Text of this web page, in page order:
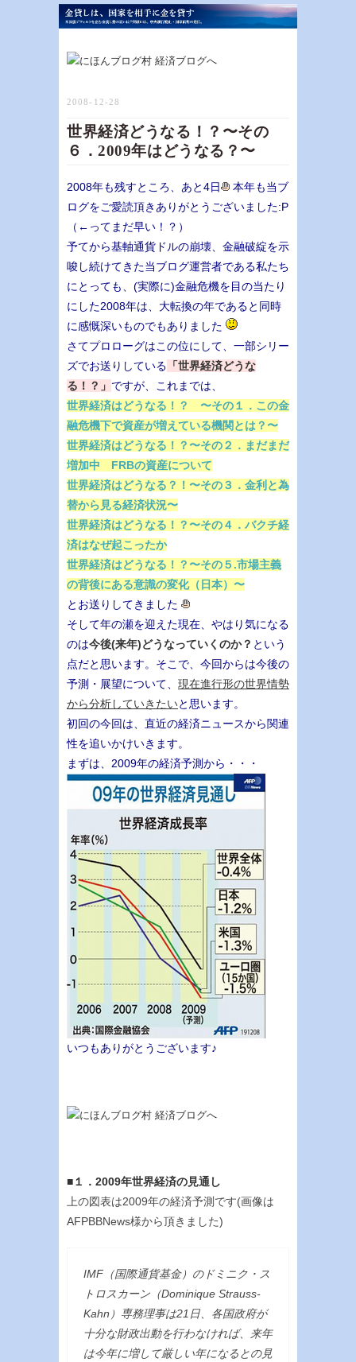
2008-12-28
世界経済どうなる！？〜その
６．2009年はどうなる？〜
2008年も残すところ、あと4日
本年も当ブ
ログをご愛読頂きありがとうございました:P
（←ってまだ早い！？）
予てから基軸通貨ドルの崩壊、金融破綻を示
唆し続けてきた当ブログ運営者である私たち
にとっても、(実際に)金融危機を目の当たり
にした2008年は、大転換の年であると同時
に感慨深いものでもありました
さてプロローグはこの位にして、一部シリー
ズでお送りしている 「世界経済どうな
る！？」 ですが、これまでは、
世界経済はどうなる！？ 〜その１．この金
融危機下で資産が増えている機関とは？〜
世界経済はどうなる！？〜その２．まだまだ
増加中 FRBの資産について
世界経済はどうなる？！〜その３．金利と為
替から見る経済状況〜
世界経済はどうなる！？〜その４．バクチ経
済はなぜ起こったか
世界経済はどうなる！？〜その５.市場主義
の背後にある意識の変化（日本）〜
とお送りしてきました
そして年の瀬を迎えた現在、やはり気になる
のは今後(来年)どうなっていくのか？ という
点だと思います。そこで、今回からは今後の
予測・展望について、 現在進行形の世界情勢
から分析していきたいと思います。
初回の今回は、直近の経済ニュースから関連
性を追いかけいきます。
まずは、2009年の経済予測から・・・
いつもありがとうございます♪
■１．2009年世界経済の見通し
上の図表は2009年の経済予測です(画像は
AFPBBNews様から頂きました)
IMF（国際通貨基金）のドミニク・ス
トロスカーン（Dominique Strauss-
Kahn）専務理事は21日、各国政府が
十分な財政出動を行わなければ、来年
は今年に増して厳しい年になるとの見